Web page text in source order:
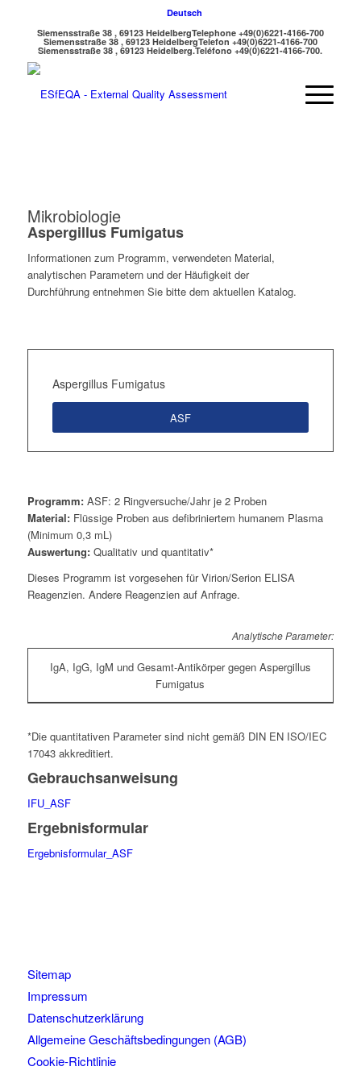
Deutsch
Siemensstraße 38 , 69123 HeidelbergTelephone +49(0)6221-4166-700
Siemensstraße 38 , 69123 HeidelbergTelefon +49(0)6221-4166-700
Siemensstraße 38 , 69123 Heidelberg.Teléfono +49(0)6221-4166-700.
Mikrobiologie
Aspergillus Fumigatus
Informationen zum Programm, verwendeten Material,
analytischen Parametern und der Häufigkeit der
Durchführung entnehmen Sie bitte dem aktuellen Katalog.
Aspergillus Fumigatus
ASF
Programm:ASF: 2 Ringversuche/Jahr je 2 Proben
Material:Flüssige Proben aus defibriniertem humanem Plasma
(Minimum 0,3 mL)
Auswertung:Qualitativ und quantitativ*
Dieses Programm ist vorgesehen für Virion/Serion ELISA
Reagenzien. Andere Reagenzien auf Anfrage.
Analytische Parameter:
IgA, IgG, IgM und Gesamt-Antikörper gegen Aspergillus
Fumigatus
*Die quantitativen Parameter sind nicht gemäß DIN EN ISO/IEC
17043 akkreditiert.
Gebrauchsanweisung
IFU_ASF
Ergebnisformular
Ergebnisformular_ASF
Sitemap
Impressum
Datenschutzerklärung
Allgemeine Geschäftsbedingungen (AGB)
Cookie-Richtlinie